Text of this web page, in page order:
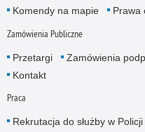
Komendy na mapie
Prawa
Zamówienia Publiczne
Przetargi Zamówienia
Kontakt
Praca
Rekrutacja do służby w Policji